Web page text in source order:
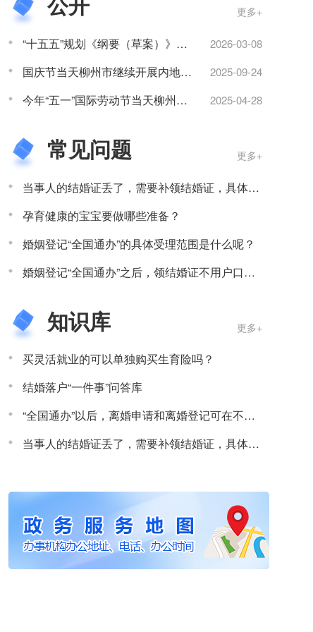
更多+
“十五五”规划《纲要（草案）》：全面落实生育休假制度 2026-03-08
国庆节当天柳州市继续开展内地居民结婚登记服务 2025-09-24
今年“五一”国际劳动节当天柳州可办理结婚登记！ 2025-04-28
常见问题 更多+
当事人的结婚证丢了，需要补领结婚证，具体的方式和以前一样吗？
孕育健康的宝宝要做哪些准备？
婚姻登记“全国通办”的具体受理范围是什么呢？
婚姻登记“全国通办”之后，领结婚证不用户口簿了，确实方便很多，那当事人还需要提前准备哪些材料呢？
知识库 更多+
买灵活就业的可以单独购买生育险吗？
结婚落户“一件事”问答库
“全国通办”以后，离婚申请和离婚登记可在不同的婚姻登记机关办理吗？
当事人的结婚证丢了，需要补领结婚证，具体的方式和以前一样吗？